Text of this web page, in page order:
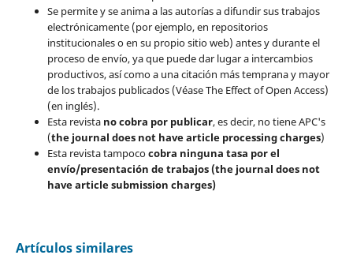
Se permite y se anima a las autorías a difundir sus trabajos
electrónicamente (por ejemplo, en repositorios
institucionales o en su propio sitio web) antes y durante el
proceso de envío, ya que puede dar lugar a intercambios
productivos, así como a una citación más temprana y mayor
de los trabajos publicados (Véase The Effect of Open Access)
(en inglés).
Esta revista no cobra por publicar, es decir, no tiene APC's
(the journal does not have article processing charges)
Esta revista tampococobra ninguna tasa por el
envío/presentación de trabajos (the journal does not
have article submission charges)
Artículos similares